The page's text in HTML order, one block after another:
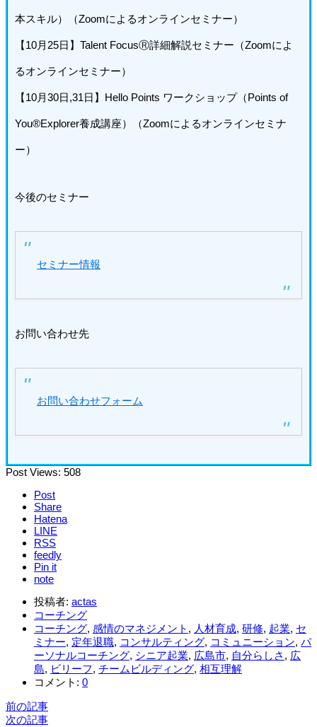
本スキル）（Zoomによるオンラインセミナー）
【10月25日】Talent FocusⓇ詳細解説セミナー（Zoomによ
るオンラインセミナー）
【10月30日,31日】Hello Points ワークショップ（Points of
You®Explorer養成講座）（Zoomによるオンラインセミナ
ー）
今後のセミナー
セミナー情報
お問い合わせ先
お問い合わせフォーム
Post Views: 508
Post
Share
Hatena
LINE
RSS
feedly
Pin it
note
投稿者: actas
コーチング
コーチング, 感情のマネジメント , 人材育成, 研修, 起業, セ
ミナー, 定年退職, コンサルティング, コミュニーション, パ
ーソナルコーチング, シニア起業, 広島市, 自分らしさ , 広
島, ビリーフ, チームビルディング, 相互理解
コメント: 0
前の記事
次の記事